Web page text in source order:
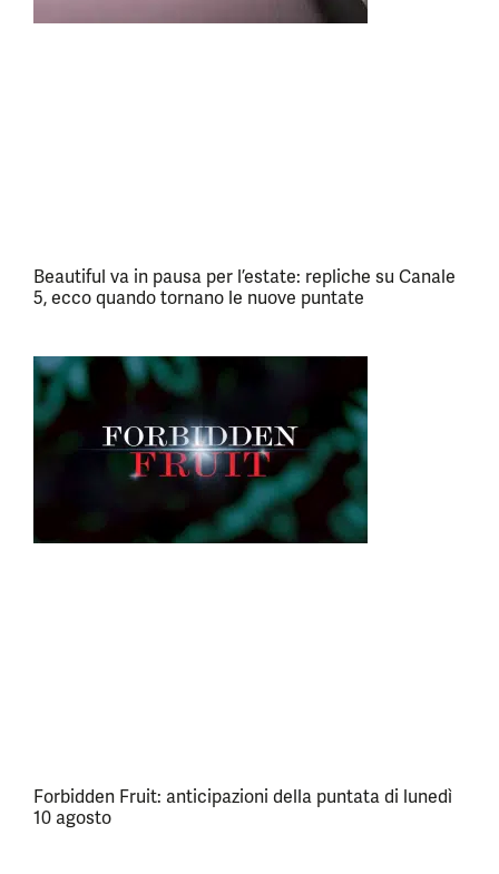
Beautiful va in pausa per l’estate: repliche su Canale
5, ecco quando tornano le nuove puntate
Forbidden Fruit: anticipazioni della puntata di lunedì
10 agosto